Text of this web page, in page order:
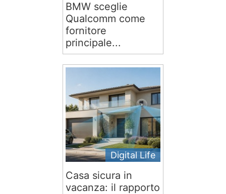
BMW sceglie
Qualcomm come
fornitore
principale...
Digital Life
Casa sicura in
vacanza: il rapporto